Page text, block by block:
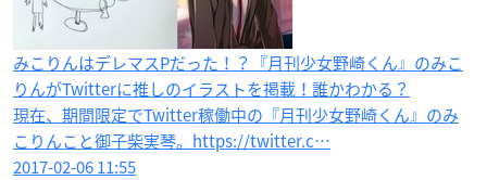
みこりんはデレマスPだった！？『月刊少女野崎くん』のみこ
りんがTwitterに推しのイラストを掲載！誰かわかる？
現在、期間限定でTwitter稼働中の『月刊少女野崎くん』のみ
こりんこと御子柴実琴。https://twitter.c…
2017-02-06 11:55